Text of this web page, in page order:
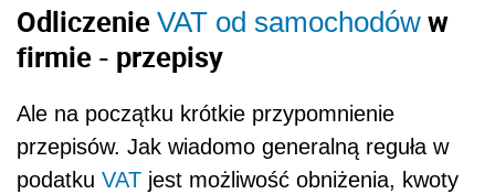
Odliczenie VAT od samochodów w
firmie - przepisy
Ale na początku krótkie przypomnienie
przepisów. Jak wiadomo generalną reguła w
podatku VAT jest możliwość obniżenia, kwoty